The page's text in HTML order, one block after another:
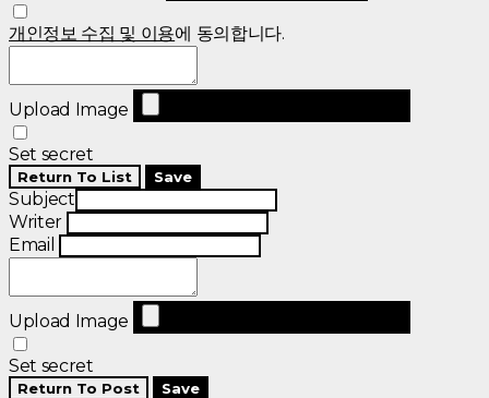
개인정보 수집 및 이용에 동의합니다.
Upload Image
Set secret
Return To List Save
Subject
Writer
Email
Upload Image
Set secret
Return To Post Save